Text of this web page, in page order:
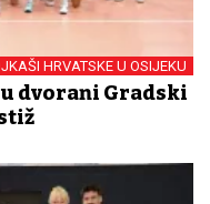
HRVATSKE U OSIJEKU
dvorani Gradski